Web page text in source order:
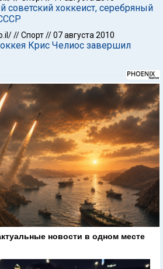
советский хоккеист, серебряный
//Спорт//07 августа 2010
Крис Челиос завершил
новости в одном месте